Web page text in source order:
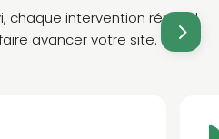
chaque intervention répond
avancer votre site.